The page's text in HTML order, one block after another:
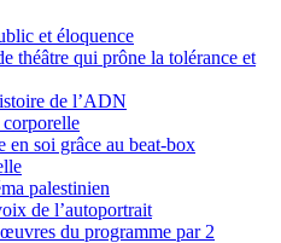
et éloquence
théâtre qui prône la tolérance et
de l’ADN
corporelle
en soi grâce au beat-box
palestinien
de l’autoportrait
du programme par 2